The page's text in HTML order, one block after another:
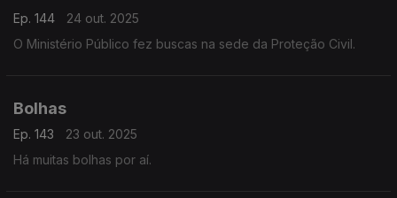
Ep. 144
24 out. 2025
O Ministério Público fez buscas na sede da Proteção Civil.
Bolhas
Ep. 143
23 out. 2025
Há muitas bolhas por aí.